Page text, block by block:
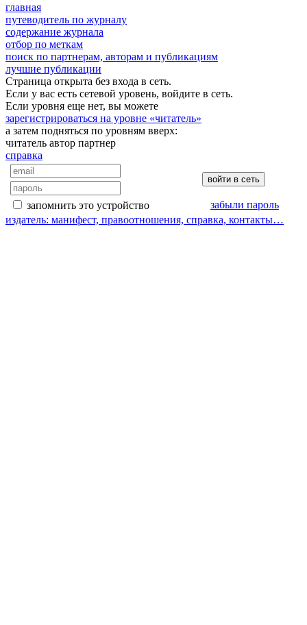
главная
путеводитель по журналу
содержание журнала
отбор по меткам
поиск по партнерам, авторам и публикациям
лучшие публикации
Страница открыта без входа в сеть.
Если у вас есть сетевой уровень, войдите в сеть.
Если уровня еще нет, вы можете
зарегистрироваться на уровне «читатель»
а затем подняться по уровням вверх:
читатель автор партнер
справка
запомнить это устройство
забыли пароль
издатель: манифест, правоотношения, справка, контакты…